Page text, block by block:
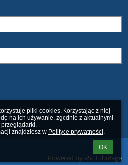
pliki cookies. Korzystając z niej
na ich używanie, zgodnie z aktualnymi
znajdziesz w Polityce prywatności.
OK
Powered by aSc EduPage